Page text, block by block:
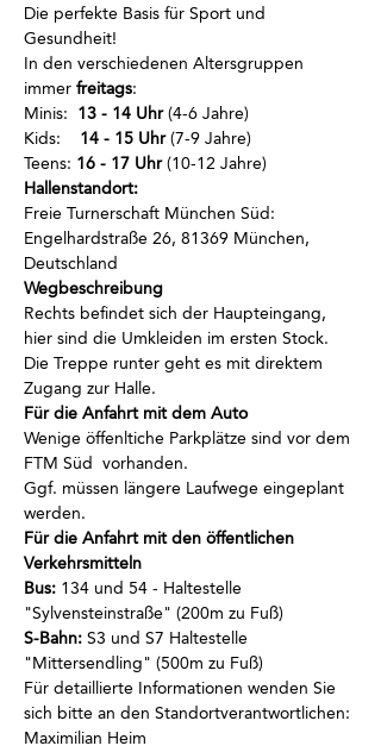
Die perfekte Basis für Sport und
Gesundheit!
In den verschiedenen Altersgruppen
immer freitags:
Minis: 13 - 14 Uhr (4-6 Jahre)
Kids: 14 - 15 Uhr (7-9 Jahre)
Teens: 16 - 17 Uhr (10-12 Jahre)
Hallenstandort:
Freie Turnerschaft München Süd:
Engelhardstraße 26, 81369 München,
Deutschland
Wegbeschreibung
Rechts befindet sich der Haupteingang,
hier sind die Umkleiden im ersten Stock.
Die Treppe runter geht es mit direktem
Zugang zur Halle.
Für die Anfahrt mit dem Auto
Wenige öffenltiche Parkplätze sind vor dem
FTM Süd  vorhanden.
Ggf. müssen längere Laufwege eingeplant
werden.
Für die Anfahrt mit den öffentlichen
Verkehrsmitteln
Bus: 134 und 54 - Haltestelle
"Sylvensteinstraße" (200m zu Fuß)
S-Bahn: S3 und S7 Haltestelle
"Mittersendling" (500m zu Fuß)
Für detaillierte Informationen wenden Sie
sich bitte an den Standortverantwortlichen:
Maximilian Heim